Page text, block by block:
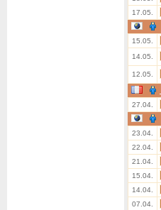
17.05.
15.05.
14.05.
12.05.
27.04.
23.04.
22.04.
21.04.
15.04.
14.04.
07.04.